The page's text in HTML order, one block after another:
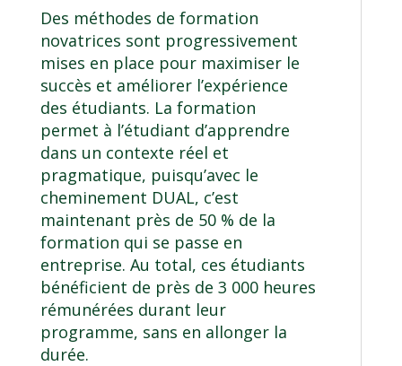
Des méthodes de formation
novatrices sont progressivement
mises en place pour maximiser le
succès et améliorer l’expérience
des étudiants. La formation
permet à l’étudiant d’apprendre
dans un contexte réel et
pragmatique, puisqu’avec le
cheminement DUAL, c’est
maintenant près de 50 % de la
formation qui se passe en
entreprise. Au total, ces étudiants
bénéficient de près de 3 000 heures
rémunérées durant leur
programme, sans en allonger la
durée.